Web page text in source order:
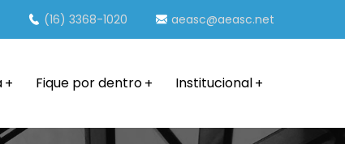
(16) 3368-1020 aeasc@aeasc.net
Fique por dentro Institucional